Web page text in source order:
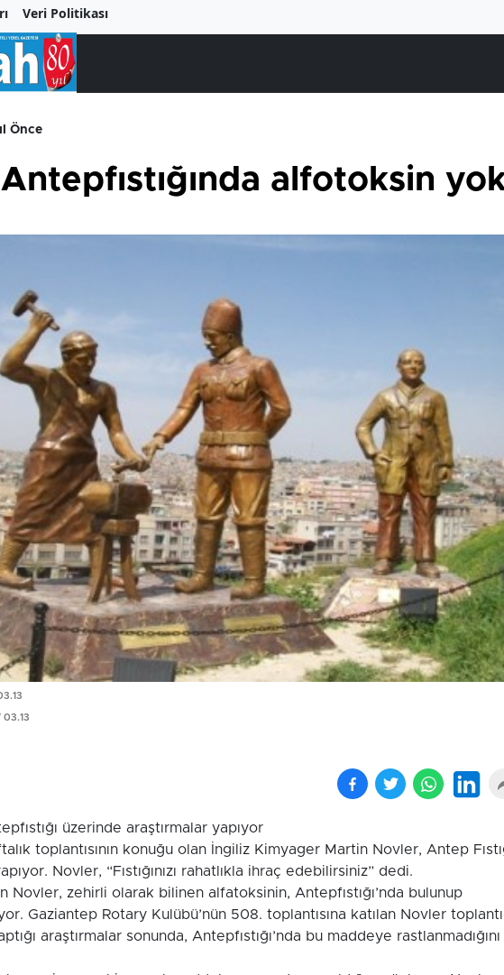
Veri Politikası
Önce
alfotoksin
03.13
üzerinde araştırmalar yapıyor
toplantısının konuğu olan İngiliz Kimyager Martin Novler, Antep
Novler, “Fıstığınızı rahatlıkla ihraç edebilirsiniz” dedi.
Novler, zehirli olarak bilinen alfatoksinin, Antepfıstığı’nda bulunup
Gaziantep Rotary Kulübü’nün 508. toplantısına katılan Novler
araştırmalar sonunda, Antepfıstığı’nda bu maddeye rastlanmadığını
Birçok uyku hastalığının
tan...
En ucuz sigara 120
pa...